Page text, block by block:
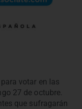
votar en las
27 de octubre.
que sufragarán